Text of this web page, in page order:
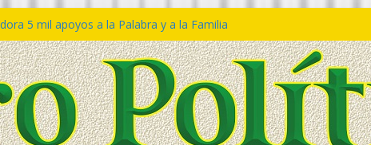
Bravo rechaza acusaciones y asegura que
solicitud de desafuero
5 mil apoyos a la Palabra y a la Familia
Declaraciones de Procedencia en contra
𝙂𝙤𝙗𝙞𝙚𝙧𝙣𝙤 𝙙𝙚𝙡 𝙀𝙨𝙩𝙖𝙙𝙤 𝙖 𝙙𝙞𝙨𝙛𝙧𝙪𝙩𝙖𝙧
𝙙𝙚𝙡 𝙈𝙖𝙧 𝙚𝙣 𝘾𝙤𝙖𝙩𝙯𝙖𝙘𝙤𝙖𝙡𝙘𝙤𝙨
de policías con vocación de servicio y
SSP